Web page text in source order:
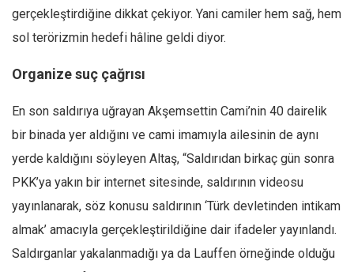
gerçekleştirdiğine dikkat çekiyor. Yani camiler hem sağ, hem
sol terörizmin hedefi hâline geldi diyor.
Organize suç çağrısı
En son saldırıya uğrayan Akşemsettin Cami’nin 40 dairelik
bir binada yer aldığını ve cami imamıyla ailesinin de aynı
yerde kaldığını söyleyen Altaş, “Saldırıdan birkaç gün sonra
PKK’ya yakın bir internet sitesinde, saldırının videosu
yayınlanarak, söz konusu saldırının ‘Türk devletinden intikam
almak’ amacıyla gerçekleştirildiğine dair ifadeler yayınlandı.
Saldırganlar yakalanmadığı ya da Lauffen örneğinde olduğu